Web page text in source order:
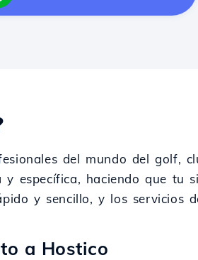
del mundo del golf,
específica, haciendo que tu
y sencillo, y los servicios
a Hostico